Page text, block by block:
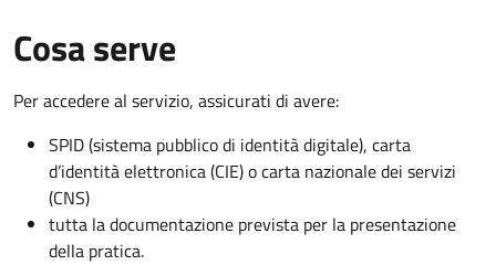
Cosa serve
Per accedere al servizio, assicurati di avere:
SPID (sistema pubblico di identità digitale), carta
d’identità elettronica (CIE) o carta nazionale dei servizi
(CNS)
tutta la documentazione prevista per la presentazione
della pratica.